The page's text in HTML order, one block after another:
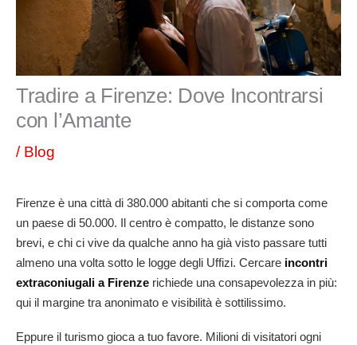
Tradire a Firenze: Dove Incontrarsi
con l’Amante
/ Blog
Firenze è una città di 380.000 abitanti che si comporta come
un paese di 50.000. Il centro è compatto, le distanze sono
brevi, e chi ci vive da qualche anno ha già visto passare tutti
almeno una volta sotto le logge degli Uffizi. Cercare incontri
extraconiugali a Firenze richiede una consapevolezza in più:
qui il margine tra anonimato e visibilità è sottilissimo.
Eppure il turismo gioca a tuo favore. Milioni di visitatori ogni